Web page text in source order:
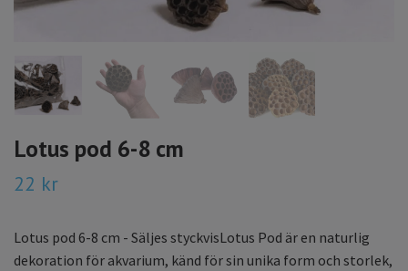
Lotus pod 6-8 cm
22 kr
Lotus pod 6-8 cm - Säljes styckvisLotus Pod är en naturlig
dekoration för akvarium, känd för sin unika form och storlek,